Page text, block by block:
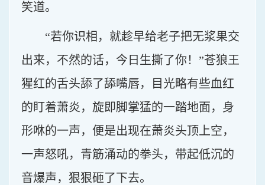
笑道。
“若你识相，就趁早给老子把无浆果交
出来，不然的话，今日生撕了你！”苍狼王
猩红的舌头舔了舔嘴唇，目光略有些血红
的盯着萧炎，旋即脚掌猛的一踏地面，身
形咻的一声，便是出现在萧炎头顶上空，
一声怒吼，青筋涌动的拳头，带起低沉的
音爆声，狠狠砸了下去。